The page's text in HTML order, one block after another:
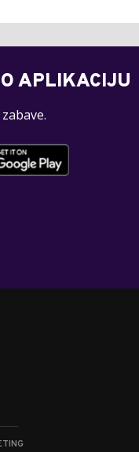
APLIKACIJU